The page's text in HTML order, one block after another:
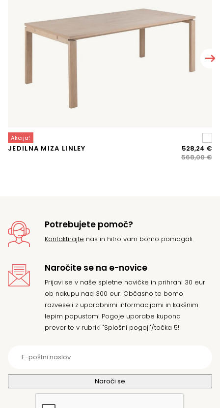
Akcija!
JEDILNA MIZA LINLEY
568,00€
528,24 €
Potrebujete pomoč?
Kontaktirajte nas in hitro vam bomo pomagali.
Naročite se na e-novice
Prijavi se v naše spletne novičke in prihrani 30 eur
ob nakupu nad 300 eur. Občasno te bomo
razveseli z uporabnimi informacijami in kakšnim
lepim popustom! Pogoje uporabe kupona
preverite v rubriki "Splošni pogoji"/točka 5!